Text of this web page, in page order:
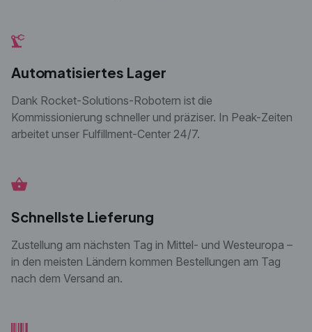
Automatisiertes Lager
Dank Rocket-Solutions-Robotern ist die
Kommissionierung schneller und präziser. In Peak-Zeiten
arbeitet unser Fulfillment-Center 24/7.
Schnellste Lieferung
Zustellung am nächsten Tag in Mittel- und Westeuropa –
in den meisten Ländern kommen Bestellungen am Tag
nach dem Versand an.